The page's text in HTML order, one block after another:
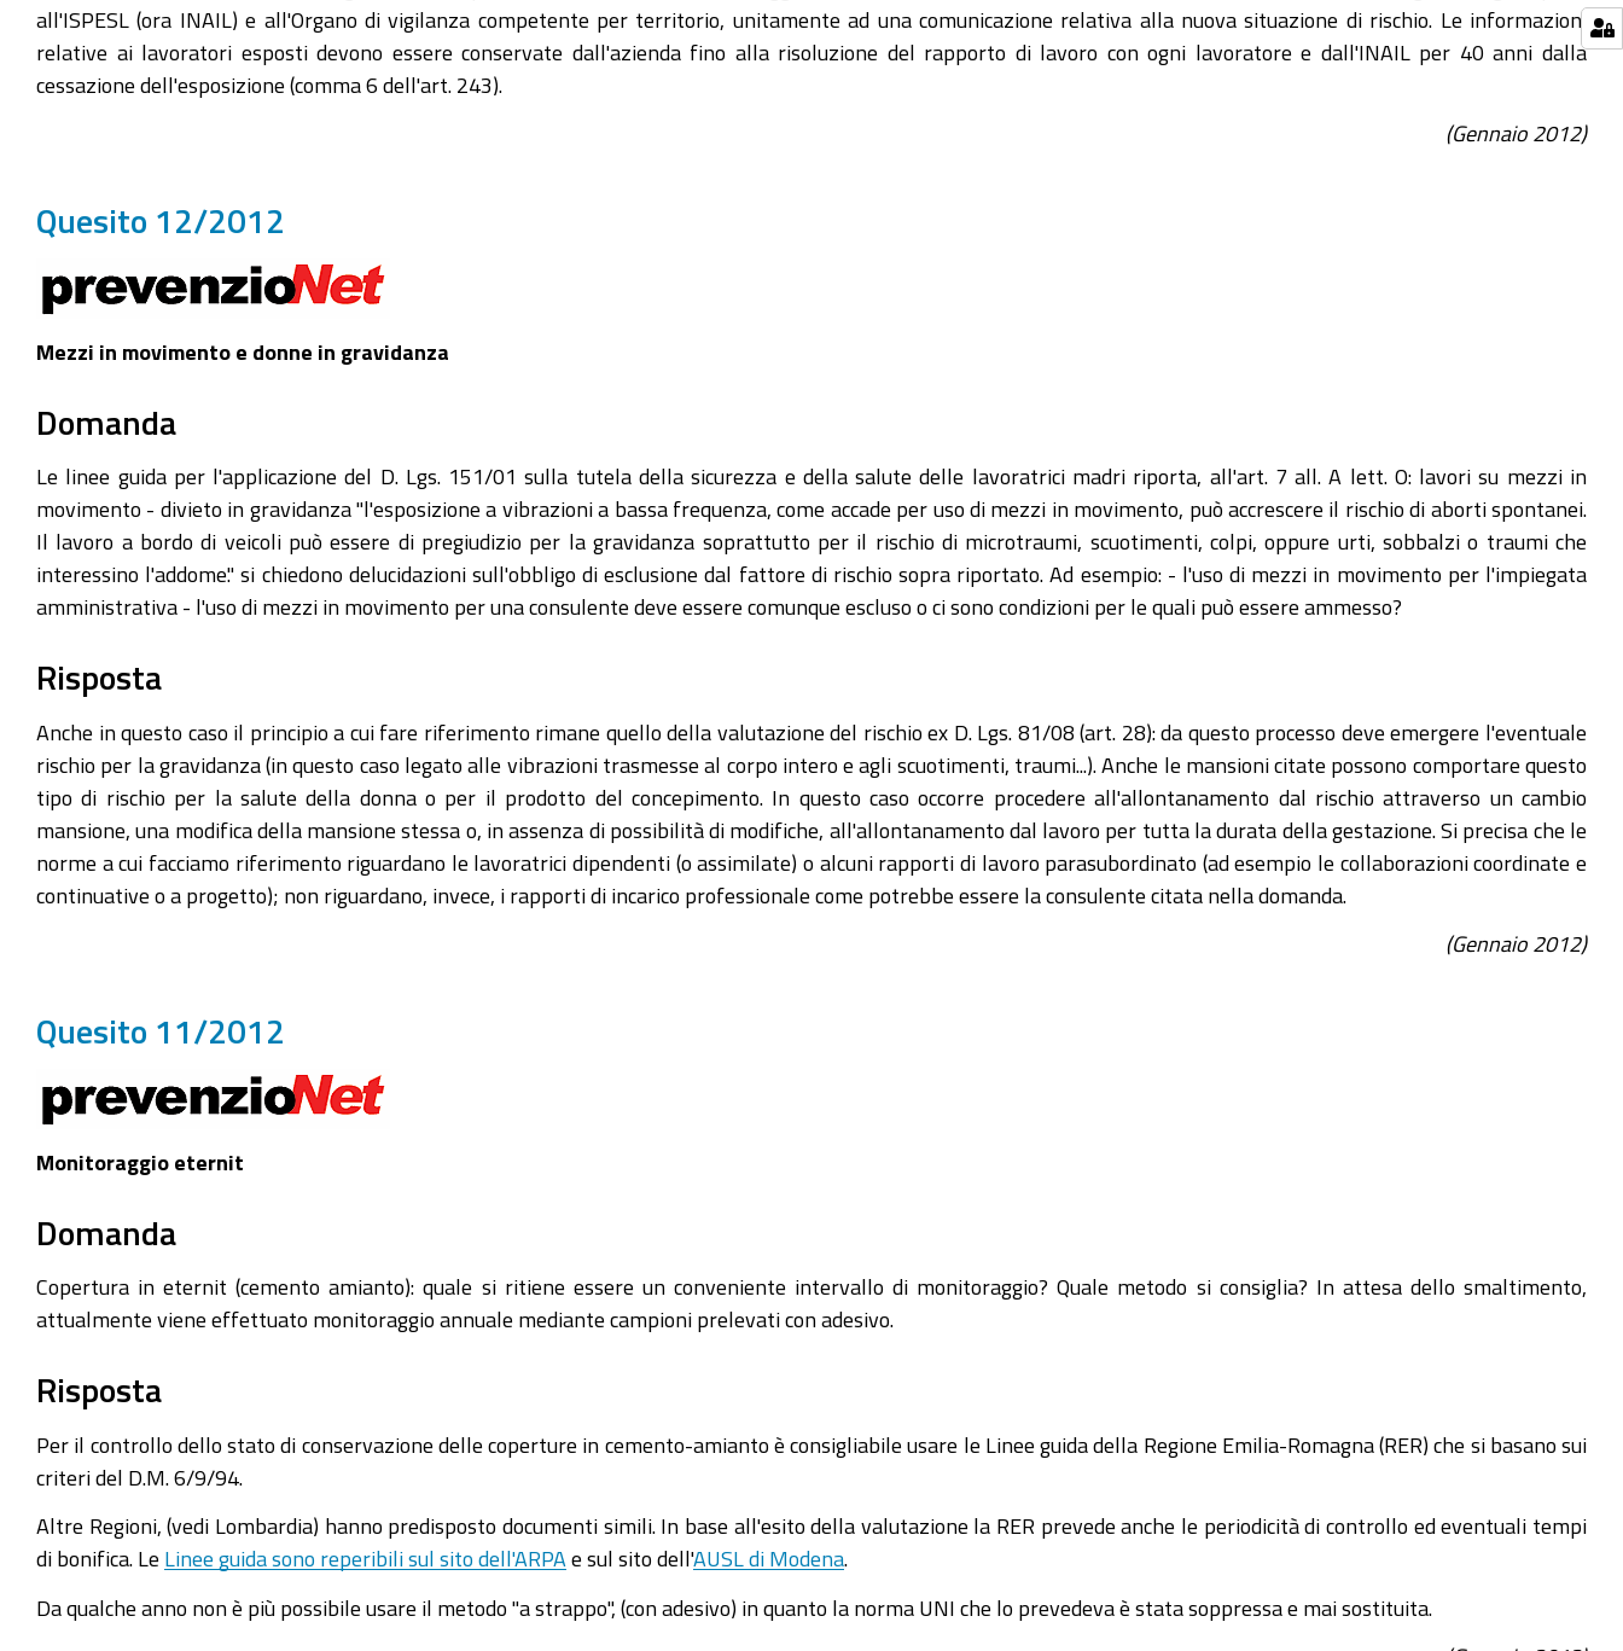
all'ISPESL (ora INAIL) e all'Organo di vigilanza competente per territorio, unitamente ad una comunicazione relativa alla nuova situazione di rischio. Le informazioni
relative ai lavoratori esposti devono essere conservate dall'azienda fino alla risoluzione del rapporto di lavoro con ogni lavoratore e dall'INAIL per 40 anni dalla
cessazione dell'esposizione (comma 6 dell'art. 243).
(Gennaio 2012)
Quesito 12/2012
Mezzi in movimento e donne in gravidanza
Domanda
Le linee guida per l'applicazione del D. Lgs. 151/01 sulla tutela della sicurezza e della salute delle lavoratrici madri riporta, all'art. 7 all. A lett. O: lavori su mezzi in
movimento - divieto in gravidanza "l'esposizione a vibrazioni a bassa frequenza, come accade per uso di mezzi in movimento, può accrescere il rischio di aborti spontanei.
Il lavoro a bordo di veicoli può essere di pregiudizio per la gravidanza soprattutto per il rischio di microtraumi, scuotimenti, colpi, oppure urti, sobbalzi o traumi che
interessino l'addome." si chiedono delucidazioni sull'obbligo di esclusione dal fattore di rischio sopra riportato. Ad esempio: - l'uso di mezzi in movimento per l'impiegata
amministrativa - l'uso di mezzi in movimento per una consulente deve essere comunque escluso o ci sono condizioni per le quali può essere ammesso?
Risposta
Anche in questo caso il principio a cui fare riferimento rimane quello della valutazione del rischio ex D. Lgs. 81/08 (art. 28): da questo processo deve emergere l'eventuale
rischio per la gravidanza (in questo caso legato alle vibrazioni trasmesse al corpo intero e agli scuotimenti, traumi...). Anche le mansioni citate possono comportare questo
tipo di rischio per la salute della donna o per il prodotto del concepimento. In questo caso occorre procedere all'allontanamento dal rischio attraverso un cambio
mansione, una modifica della mansione stessa o, in assenza di possibilità di modifiche, all'allontanamento dal lavoro per tutta la durata della gestazione. Si precisa che le
norme a cui facciamo riferimento riguardano le lavoratrici dipendenti (o assimilate) o alcuni rapporti di lavoro parasubordinato (ad esempio le collaborazioni coordinate e
continuative o a progetto); non riguardano, invece, i rapporti di incarico professionale come potrebbe essere la consulente citata nella domanda.
(Gennaio 2012)
Quesito 11/2012
Monitoraggio eternit
Domanda
Copertura in eternit (cemento amianto): quale si ritiene essere un conveniente intervallo di monitoraggio? Quale metodo si consiglia? In attesa dello smaltimento,
attualmente viene effettuato monitoraggio annuale mediante campioni prelevati con adesivo.
Risposta
Per il controllo dello stato di conservazione delle coperture in cemento-amianto è consigliabile usare le Linee guida della Regione Emilia-Romagna (RER) che si basano sui
criteri del D.M. 6/9/94.
Altre Regioni, (vedi Lombardia) hanno predisposto documenti simili. In base all'esito della valutazione la RER prevede anche le periodicità di controllo ed eventuali tempi
di bonifica. Le Linee guida sono reperibili sul sito dell'ARPA e sul sito dell'AUSL di Modena
Da qualche anno non è più possibile usare il metodo "a strappo", (con adesivo) in quanto la norma UNI che lo prevedeva è stata soppressa e mai sostituita.